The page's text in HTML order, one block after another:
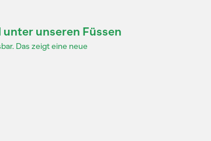
unter unseren Füssen
Das zeigt eine neue